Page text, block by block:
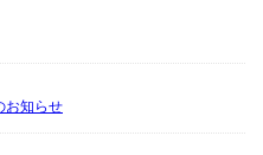
お知らせ